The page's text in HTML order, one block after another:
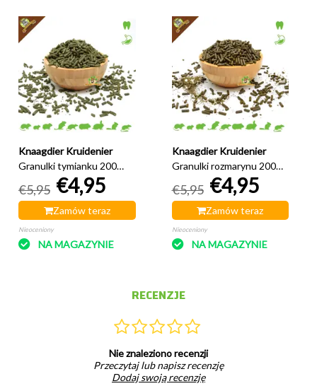
Knaagdier Kruidenier
Granulki tymianku 200
€5,95 €4,95
Zamów teraz
Nieoceniony
NA MAGAZYNIE
Knaagdier Kruidenier
Granulki rozmarynu 200
€5,95 €4,95
Zamów teraz
Nieoceniony
NA MAGAZYNIE
RECENZJE
Nie znaleziono recenzji
Przeczytaj lub napisz recenzję
Dodaj swoją recenzję